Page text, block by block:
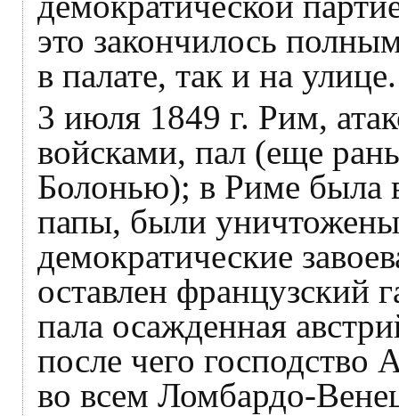
это закончилось
в палате, так и на улице.
3 июля 1849 г. Рим,
войсками, пал (еще
Болонью); в Риме была
папы, были
демократические
оставлен французский
пала осажденная
после чего господство
во всем Ломбардо-